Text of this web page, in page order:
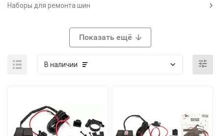
Наборы для ремонта шин
Показать ещё
В наличии